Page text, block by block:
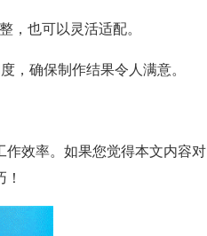
，也可以灵活适配。
，确保制作结果令人满意。
作效率。如果您觉得本文内容对